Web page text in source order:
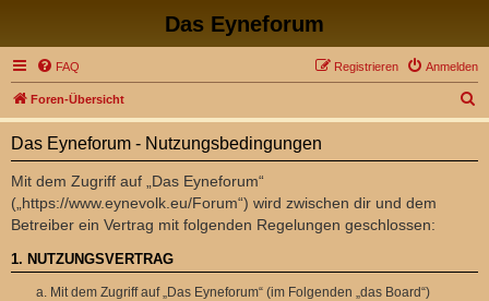
Das Eyneforum
FAQ Anmelden
Registrieren
Foren-Übersicht
u
Das Eyneforum - Nutzungsbedingungen
Mit dem Zugriff auf „Das Eyneforum“
(„https://www.eynevolk.eu/Forum“) wird zwischen dir und dem
Betreiber ein Vertrag mit folgenden Regelungen geschlossen:
1. NUTZUNGSVERTRAG
Mit dem Zugriff auf „Das Eyneforum“ (im Folgenden „das Board“)